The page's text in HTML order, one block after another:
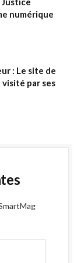
numérique
: Le site de
visité par ses